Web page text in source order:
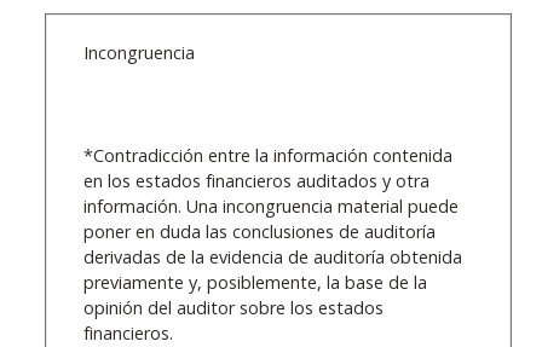
Incongruencia
*Contradicción entre la información contenida
en los estados financieros auditados y otra
información. Una incongruencia material puede
poner en duda las conclusiones de auditoría
derivadas de la evidencia de auditoría obtenida
previamente y, posiblemente, la base de la
opinión del auditor sobre los estados
financieros.